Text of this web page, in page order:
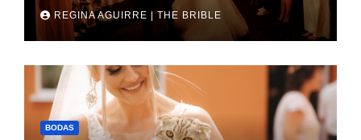
REGINA AGUIRRE | THE BRIBLE
BODAS